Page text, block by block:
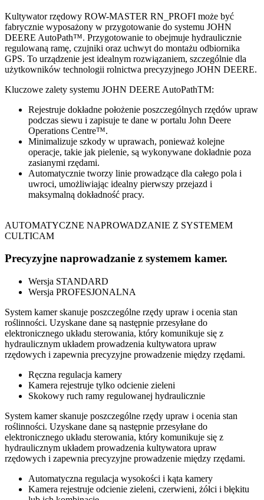
Kultywator rzędowy ROW-MASTER RN_PROFI może być
fabrycznie wyposażony w przygotowanie do systemu JOHN
DEERE AutoPath™. Przygotowanie to obejmuje hydraulicznie
regulowaną ramę, czujniki oraz uchwyt do montażu odbiornika
GPS. To urządzenie jest idealnym rozwiązaniem, szczególnie dla
użytkowników technologii rolnictwa precyzyjnego JOHN DEERE.
Kluczowe zalety systemu JOHN DEERE AutoPathTM:
Rejestruje dokładne położenie poszczególnych rzędów upraw
podczas siewu i zapisuje te dane w portalu John Deere
Operations Centre™.
Minimalizuje szkody w uprawach, ponieważ kolejne
operacje, takie jak pielenie, są wykonywane dokładnie poza
zasianymi rzędami.
Automatycznie tworzy linie prowadzące dla całego pola i
uwroci, umożliwiając idealny pierwszy przejazd i
maksymalną dokładność pracy.
AUTOMATYCZNE NAPROWADZANIE Z SYSTEMEM
CULTICAM
Precyzyjne naprowadzanie z systemem kamer.
Wersja STANDARD
Wersja PROFESJONALNA
System kamer skanuje poszczególne rzędy upraw i ocenia stan
roślinności. Uzyskane dane są następnie przesyłane do
elektronicznego układu sterowania, który komunikuje się z
hydraulicznym układem prowadzenia kultywatora upraw
rzędowych i zapewnia precyzyjne prowadzenie między rzędami.
Ręczna regulacja kamery
Kamera rejestruje tylko odcienie zieleni
Skokowy ruch ramy regulowanej hydraulicznie
System kamer skanuje poszczególne rzędy upraw i ocenia stan
roślinności. Uzyskane dane są następnie przesyłane do
elektronicznego układu sterowania, który komunikuje się z
hydraulicznym układem prowadzenia kultywatora upraw
rzędowych i zapewnia precyzyjne prowadzenie między rzędami.
Automatyczna regulacja wysokości i kąta kamery
Kamera rejestruje odcienie zieleni, czerwieni, żółci i błękitu